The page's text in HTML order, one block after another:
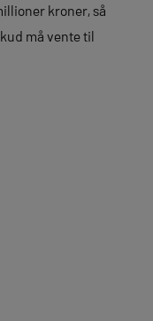
kroner, så
må vente til